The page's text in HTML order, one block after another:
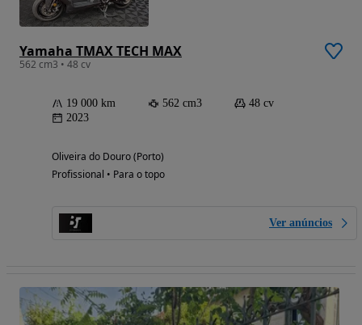
Yamaha TMAX TECH MAX
562 cm3 • 48 cv
19 000 km 562 cm3
48 cv
2023
Oliveira do Douro (Porto)
Profissional • Para o topo
Ver anúncios